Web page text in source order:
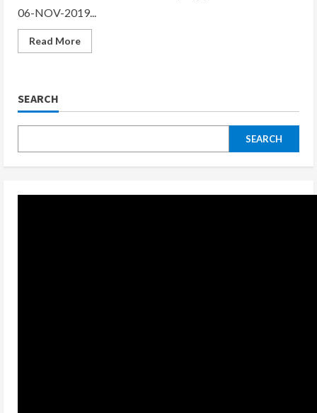
06-NOV-2019...
Read MoreRead
more
for
Finals
with
Tier
SEARCH
SEARCH